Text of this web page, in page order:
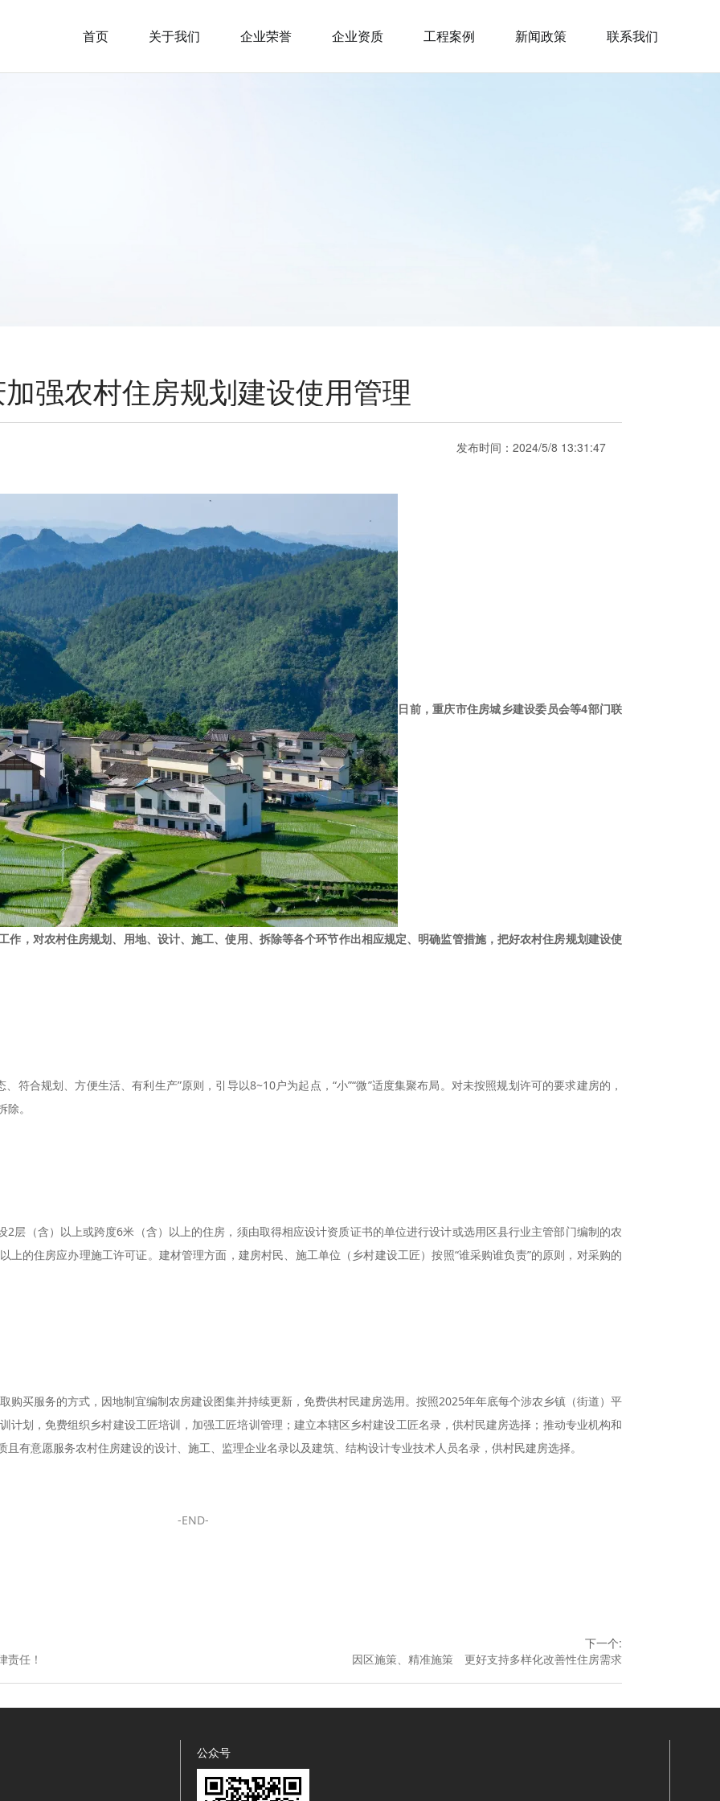
首页 关于我们 企业荣誉 企业资质 工程案例 新闻政策 联系我们
强农村住房规划建设使用管理
发布时间： 2024/5/8 13:31:47
日前，重庆市住房城乡建设委员会等4部门联
作，对农村住房规划、用地、设计、施工、使用、拆除等各个环节作出相应规定、明确监管措施，把好农村住房规划建设使
符合规划、方便生活、有利生产”原则，引导以8~10户为起点，“小”“微”适度集聚布局。对未按照规划许可的要求建房的，
。
层（含）以上或跨度6米（含）以上的住房，须由取得相应设计资质证书的单位进行设计或选用区县行业主管部门编制的农
上的住房应办理施工许可证。建材管理方面，建房村民、施工单位（乡村建设工匠）按照“谁采购谁负责”的原则，对采购的
购买服务的方式，因地制宜编制农房建设图集并持续更新，免费供村民建房选用。按照2025年年底每个涉农乡镇（街道）平
计划，免费组织乡村建设工匠培训，加强工匠培训管理；建立本辖区乡村建设工匠名录，供村民建房选择；推动专业机构和
有意愿服务农村住房建设的设计、施工、监理企业名录以及建筑、结构设计专业技术人员名录，供村民建房选择。
-END-
责任！
下一个:
因区施策、精准施策 更好支持多样化改善性住房需求
公众号